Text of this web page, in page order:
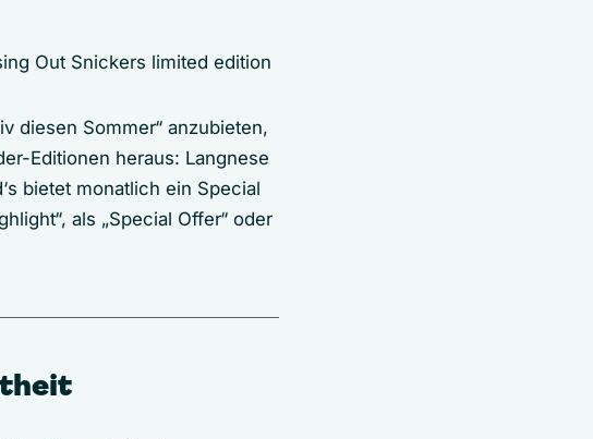
diesen Sommer“ anzubieten,
Editionen heraus: Langnese
bietet monatlich ein Special
als „Special Offer“ oder